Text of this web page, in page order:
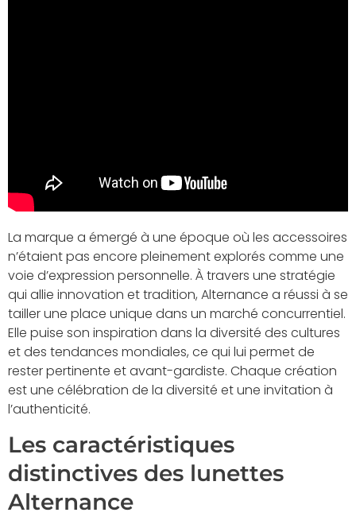
La marque a émergé à une époque où les accessoires
n’étaient pas encore pleinement explorés comme une
voie d’expression personnelle. À travers une stratégie
qui allie innovation et tradition, Alternance a réussi à se
tailler une place unique dans un marché concurrentiel.
Elle puise son inspiration dans la diversité des cultures
et des tendances mondiales, ce qui lui permet de
rester pertinente et avant-gardiste. Chaque création
est une célébration de la diversité et une invitation à
l’authenticité.
Les caractéristiques
distinctives des lunettes
Alternance